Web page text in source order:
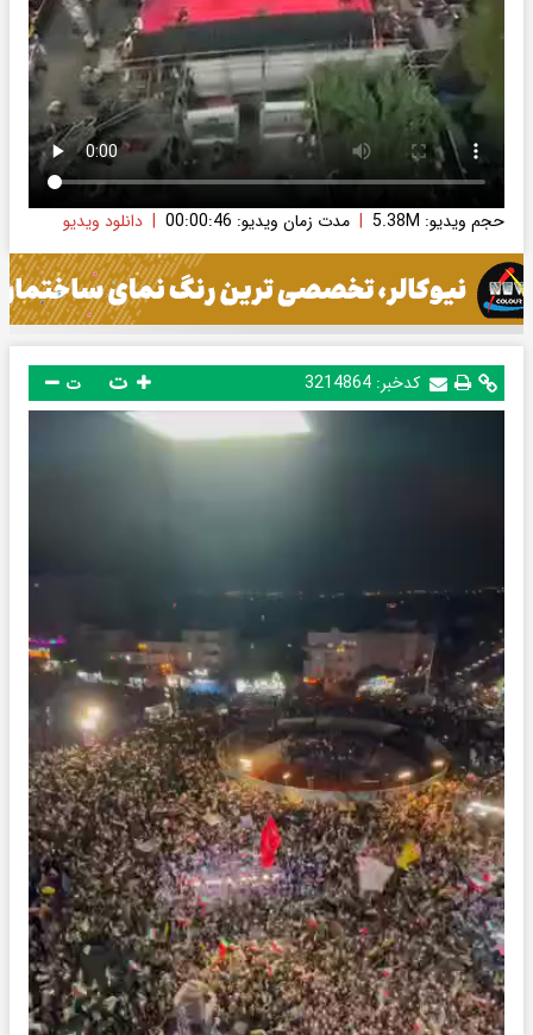
حجم ویدیو: 5.38M | مدت زمان ویدیو: 00:00:46 | دانلود ویدیو
کدخبر: 3214864 ت